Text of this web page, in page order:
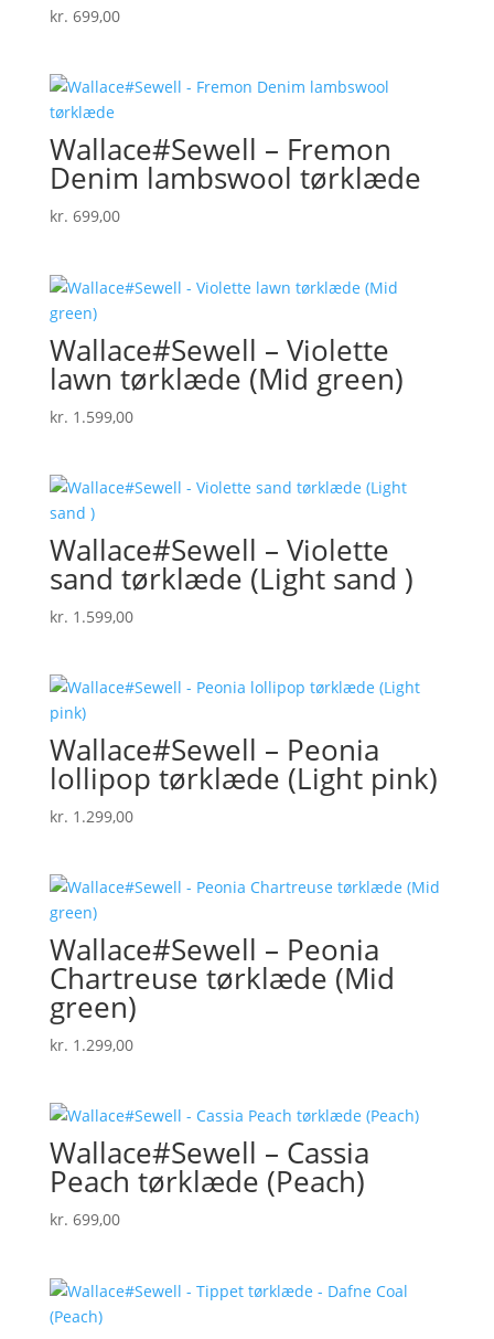
kr. 699,00
Wallace#Sewell – Fremon
Denim lambswool tørklæde
kr. 699,00
Wallace#Sewell – Violette
lawn tørklæde (Mid green)
kr. 1.599,00
Wallace#Sewell – Violette
sand tørklæde (Light sand )
kr. 1.599,00
Wallace#Sewell – Peonia
lollipop tørklæde (Light pink)
kr. 1.299,00
Wallace#Sewell – Peonia
Chartreuse tørklæde (Mid
green)
kr. 1.299,00
Wallace#Sewell – Cassia
Peach tørklæde (Peach)
kr. 699,00